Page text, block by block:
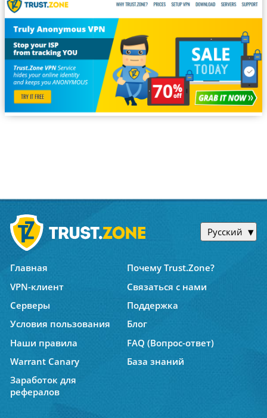
Русский
Главная
Почему Trust.Zone?
VPN-клиент
Связаться с нами
Серверы
Поддержка
Условия пользования
Блог
Наши правила
FAQ (Вопрос-ответ)
Warrant Canary
База знаний
Заработок для
рефералов